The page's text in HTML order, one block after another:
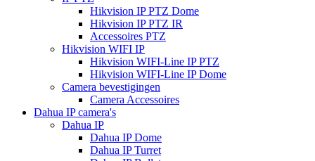
Hikvision IP PTZ Dome
Hikvision IP PTZ IR
Accessoires PTZ
Hikvision WIFI IP
Hikvision WIFI-Line IP PTZ
Hikvision WIFI-Line IP Dome
Camera bevestigingen
Camera Accessoires
Dahua IP camera's
Dahua IP
Dahua IP Dome
Dahua IP Turret